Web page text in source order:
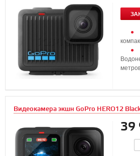
Видеокамера экшн GoPro HERO12
39